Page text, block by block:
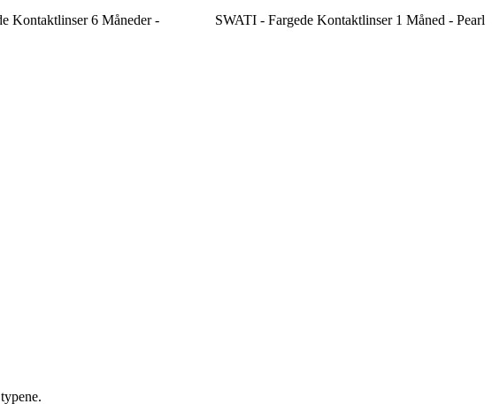
Kontaktlinser 6 Måneder -
SWATI - Fargede Kontaktlinser 1 Måned - Pearl